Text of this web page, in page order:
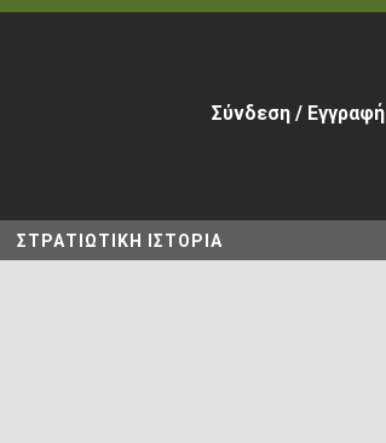
Σύνδεση / Εγγραφή
ΣΤΡΑΤΙΩΤΙΚΗ ΙΣΤΟΡΙΑ